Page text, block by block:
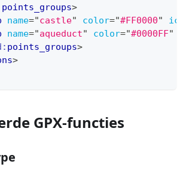
points_groups>
name="castle" color="#FF0000"
name="aqueduct" color="#0000FF"
points_groups>
>
GPX-functies